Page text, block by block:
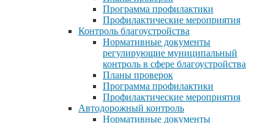
Программа профилактики
Профилактические мероприятия
Контроль благоустройства
Нормативные документы
регулирующие муниципальный
контроль в сфере благоустройства
Планы проверок
Программа профилактики
Профилактические мероприятия
Автодорожный контроль
Нормативные документы